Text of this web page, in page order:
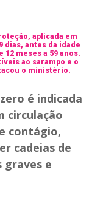
aplicada em
dias, antes da idade
meses a 59 anos.
ao sarampo e o
o ministério.
é indicada
circulação
contágio,
cadeias de
graves e